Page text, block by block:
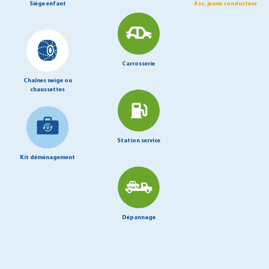
Siège enfant
Chaînes neige ou
chaussettes
Kit déménagement
Carrosserie
Station service
Dépannage
Ass. jeune conducteur